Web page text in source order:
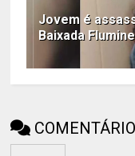
Jovem é
Baixada